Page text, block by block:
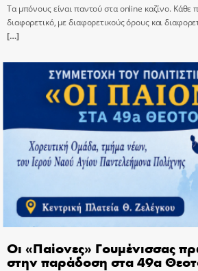
Τα μπόνους είναι παντού στα online καζίνο. Κάθε
διαφορετικό, με διαφορετικούς όρους και
[…]
Οι «Παίονες» Γουμένισσας
στην παράδοση στα 49α